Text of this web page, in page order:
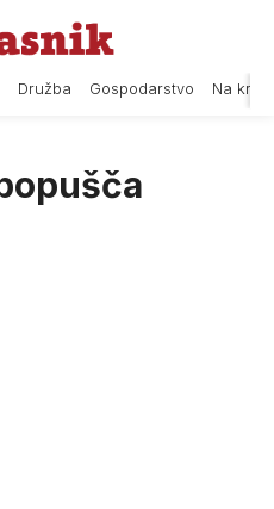
Družba Gospodarstvo Na